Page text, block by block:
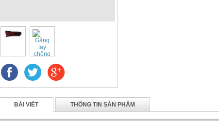
BÀI VIẾT THÔNG TIN SẢN PHẨM